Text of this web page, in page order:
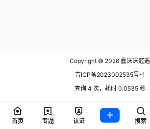
Copyright © 2026 蠢沫沫冠遇
吉ICP备2023002535号-1
查询 4 次，耗时 0.0535 秒
首页 专题 认证 搜索